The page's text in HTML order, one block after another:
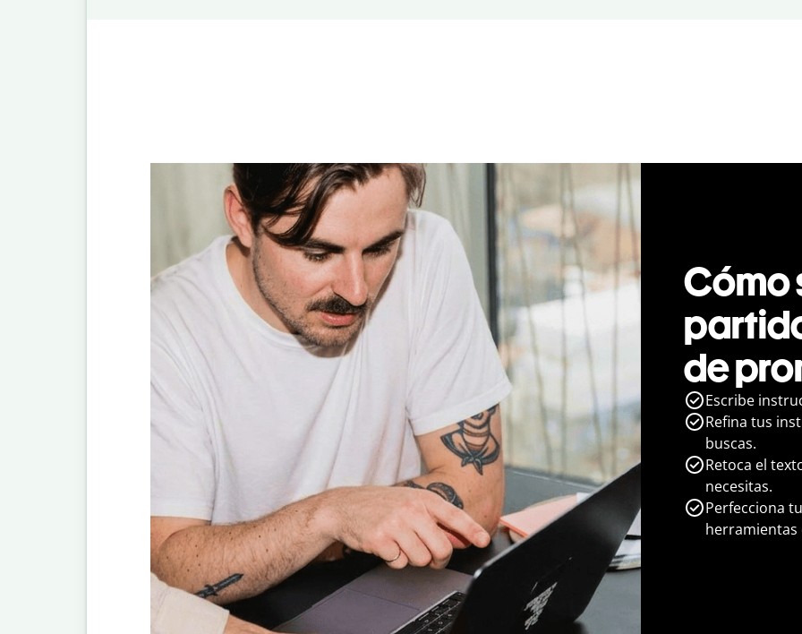
Cómo
de
Escribe
Refina tus
buscas.
Retoca el
necesitas.
Perfecciona
herramientas